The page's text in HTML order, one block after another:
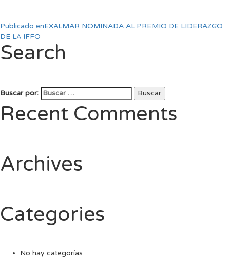
Publicado enEXALMAR NOMINADA AL PREMIO DE LIDERAZGO
DE LA IFFO
Search
Buscar por: Buscar
Recent Comments
Archives
Categories
No hay categorías